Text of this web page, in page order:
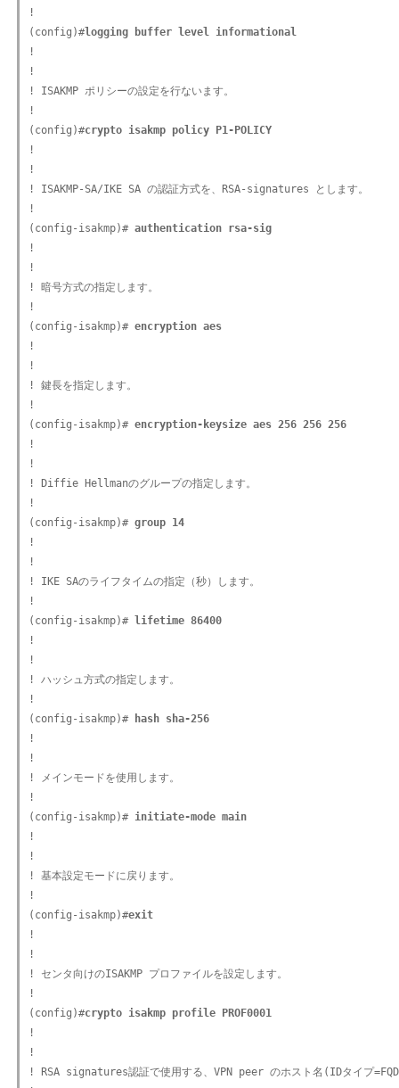
!
(config)#logging buffer level informational
!
!
! ISAKMP ポリシーの設定を行ないます。
!
(config)#crypto isakmp policy P1-POLICY
!
!
! ISAKMP-SA/IKE SA の認証方式を、RSA-signatures とします。
!
(config-isakmp)# authentication rsa-sig
!
!
! 暗号方式の指定します。
!
(config-isakmp)# encryption aes
!
!
! 鍵長を指定します。
!
(config-isakmp)# encryption-keysize aes 256 256 256
!
!
! Diffie Hellmanのグループの指定します。
!
(config-isakmp)# group 14
!
!
! IKE SAのライフタイムの指定（秒）します。
!
(config-isakmp)# lifetime 86400
!
!
! ハッシュ方式の指定します。
!
(config-isakmp)# hash sha-256
!
!
! メインモードを使用します。
!
(config-isakmp)# initiate-mode main
!
!
! 基本設定モードに戻ります。
!
(config-isakmp)#exit
!
!
! センタ向けのISAKMP プロファイルを設定します。
!
(config)#crypto isakmp profile PROF0001
!
!
! RSA signatures認証で使用する、VPN peer のホスト名(IDタイプ